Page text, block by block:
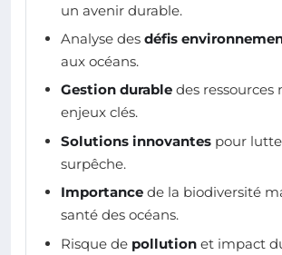
un avenir durable.
Analyse des défis
aux océans.
Gestion durable des ressources
enjeux clés.
Solutions innovantes pour
surpêche.
Importance de la biodiversité
santé des océans.
Risque de pollution et impact